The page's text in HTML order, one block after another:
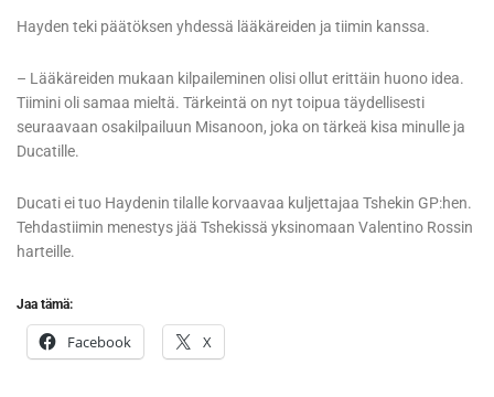
Hayden teki päätöksen yhdessä lääkäreiden ja tiimin kanssa.
– Lääkäreiden mukaan kilpaileminen olisi ollut erittäin huono idea.
Tiimini oli samaa mieltä. Tärkeintä on nyt toipua täydellisesti
seuraavaan osakilpailuun Misanoon, joka on tärkeä kisa minulle ja
Ducatille.
Ducati ei tuo Haydenin tilalle korvaavaa kuljettajaa Tshekin GP:hen.
Tehdastiimin menestys jää Tshekissä yksinomaan Valentino Rossin
harteille.
Jaa tämä:
Facebook X